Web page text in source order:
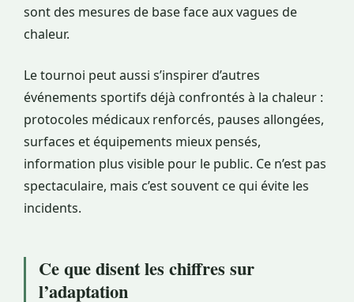
sont des mesures de base face aux vagues de
chaleur.
Le tournoi peut aussi s’inspirer d’autres
événements sportifs déjà confrontés à la chaleur :
protocoles médicaux renforcés, pauses allongées,
surfaces et équipements mieux pensés,
information plus visible pour le public. Ce n’est pas
spectaculaire, mais c’est souvent ce qui évite les
incidents.
Ce que disent les chiffres sur
l’adaptation